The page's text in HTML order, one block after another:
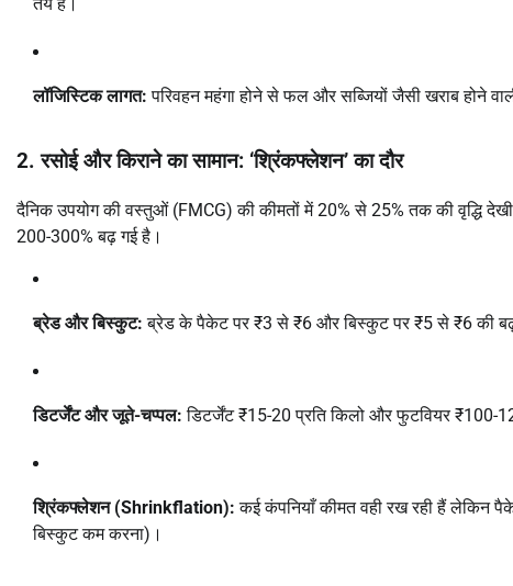
लॉजिस्टिक लागत: परिवहन महंगा होने से फल और सब्जियों जैसी खराब होने
2. रसोई और किराने का सामान: ‘श्रिंकफ्लेशन’ का दौर
दैनिक उपयोग की वस्तुओं (FMCG) की कीमतों में 20% से 25% तक की वृद्धि
200-300% बढ़ गई है।
ब्रेड और बिस्कुट: ब्रेड के पैकेट पर ₹3 से ₹6 और बिस्कुट पर ₹5 से ₹6 की
डिटर्जेंट और जूते-चप्पल: डिटर्जेंट ₹15-20 प्रति किलो और फुटवियर ₹100-
श्रिंकफ्लेशन (Shrinkflation): कई कंपनियाँ कीमत वही रख रही हैं लेकिन
बिस्कुट कम करना)।